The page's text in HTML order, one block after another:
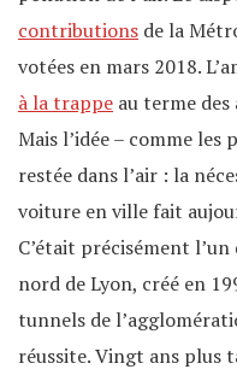
contributions de la
votées en mars 2018.
à la trappe au terme
Mais l’idée – comme les
restée dans l’air : la
voiture en ville fait
C’était précisément
nord de Lyon, créé en
tunnels de
réussite. Vingt ans plus